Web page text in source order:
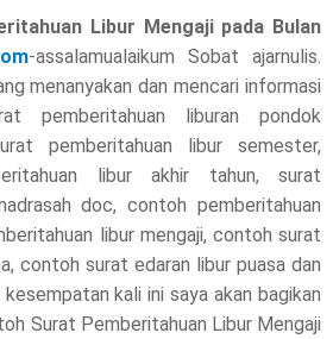
Libur Mengaji pada Bulan
-assalamualaikum Sobat ajarnulis.
menanyakan dan mencari informasi
pemberitahuan liburan pondok
pemberitahuan libur semester,
libur akhir tahun, surat
doc, contoh pemberitahuan
libur mengaji, contoh surat
contoh surat edaran libur puasa dan
kali ini saya akan bagikan
Surat Pemberitahuan Libur Mengaji